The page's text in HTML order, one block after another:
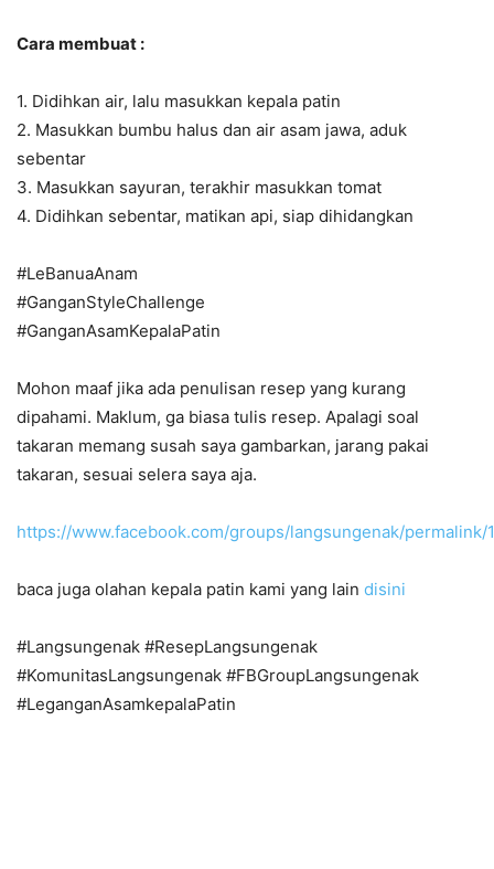
Cara membuat :
1. Didihkan air, lalu masukkan kepala patin
2. Masukkan bumbu halus dan air asam jawa, aduk
sebentar
3. Masukkan sayuran, terakhir masukkan tomat
4. Didihkan sebentar, matikan api, siap dihidangkan
#LeBanuaAnam
#GanganStyleChallenge
#GanganAsamKepalaPatin
Mohon maaf jika ada penulisan resep yang kurang
dipahami. Maklum, ga biasa tulis resep. Apalagi soal
takaran memang susah saya gambarkan, jarang pakai
takaran, sesuai selera saya aja.
https://www.facebook.com/groups/langsungenak/permalink/
baca juga olahan kepala patin kami yang lain disini
#Langsungenak #ResepLangsungenak
#KomunitasLangsungenak #FBGroupLangsungenak
#LeganganAsamkepalaPatin